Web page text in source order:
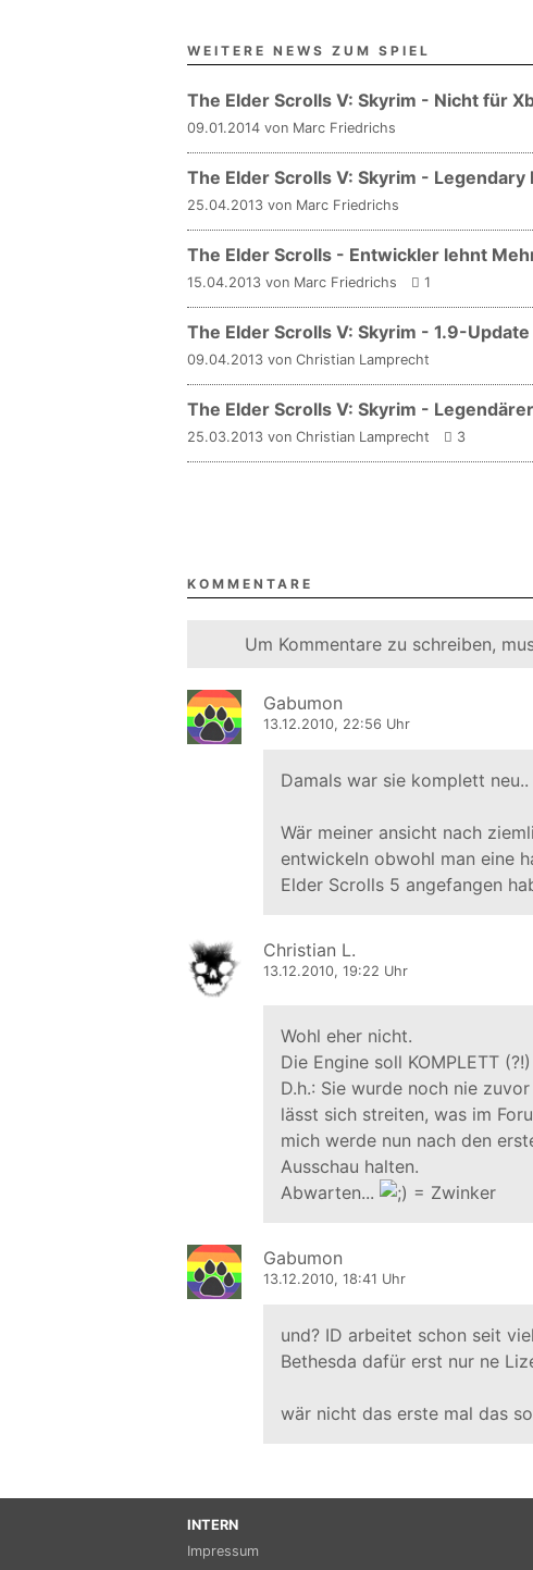
WEITERE NEWS ZUM SPIEL
The Elder Scrolls V: Skyrim - Nicht für
09.01.2014 von Marc Friedrichs
The Elder Scrolls V: Skyrim - Legendary
25.04.2013 von Marc Friedrichs
The Elder Scrolls - Entwickler lehnt
15.04.2013 von Marc Friedrichs 1
The Elder Scrolls V: Skyrim - 1.9-
09.04.2013 von Christian Lamprecht
The Elder Scrolls V: Skyrim -
25.03.2013 von Christian Lamprecht 3
KOMMENTARE
Um Kommentare zu schreiben,
Gabumon
13.12.2010, 22:56 Uhr
Damals war sie komplett neu..
Wär meiner ansicht nach
entwickeln obwohl man eine
Elder Scrolls 5 angefangen
Christian L.
13.12.2010, 19:22 Uhr
Wohl eher nicht.
Die Engine soll KOMPLETT
D.h.: Sie wurde noch nie
lässt sich streiten, was im
mich werde nun nach den
Ausschau halten.
Abwarten...
Gabumon
13.12.2010, 18:41 Uhr
und? ID arbeitet schon seit
Bethesda dafür erst nur ne
wär nicht das erste mal das
INTERN
Impressum